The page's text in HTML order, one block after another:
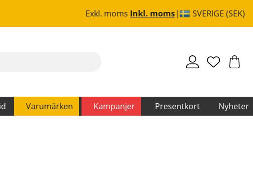
Exkl. moms Inkl. moms SVERIGE (SEK)
Varumärken Kampanjer Presentkort Nyheter